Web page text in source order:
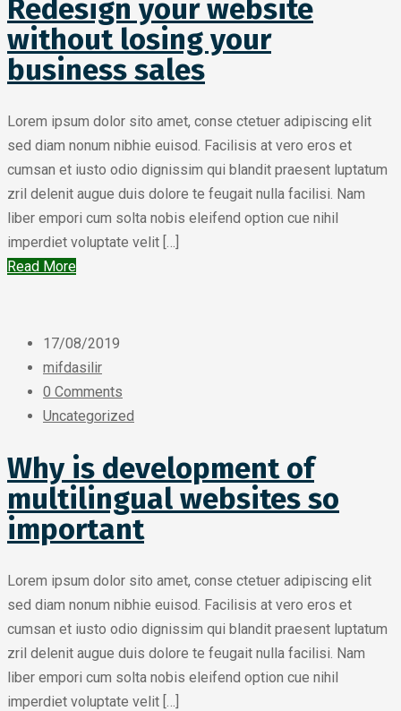
Redesign your website
without losing your
business sales
Lorem ipsum dolor sito amet, conse ctetuer adipiscing elit
sed diam nonum nibhie euisod. Facilisis at vero eros et
cumsan et iusto odio dignissim qui blandit praesent luptatum
zril delenit augue duis dolore te feugait nulla facilisi. Nam
liber empori cum solta nobis eleifend option cue nihil
imperdiet voluptate velit […]
Read More
17/08/2019
mifdasilir
0 Comments
Uncategorized
Why is development of
multilingual websites so
important
Lorem ipsum dolor sito amet, conse ctetuer adipiscing elit
sed diam nonum nibhie euisod. Facilisis at vero eros et
cumsan et iusto odio dignissim qui blandit praesent luptatum
zril delenit augue duis dolore te feugait nulla facilisi. Nam
liber empori cum solta nobis eleifend option cue nihil
imperdiet voluptate velit […]